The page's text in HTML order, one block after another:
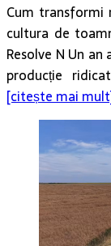
Cum transformi
cultura de
Resolve N Un
producție
[citește mai